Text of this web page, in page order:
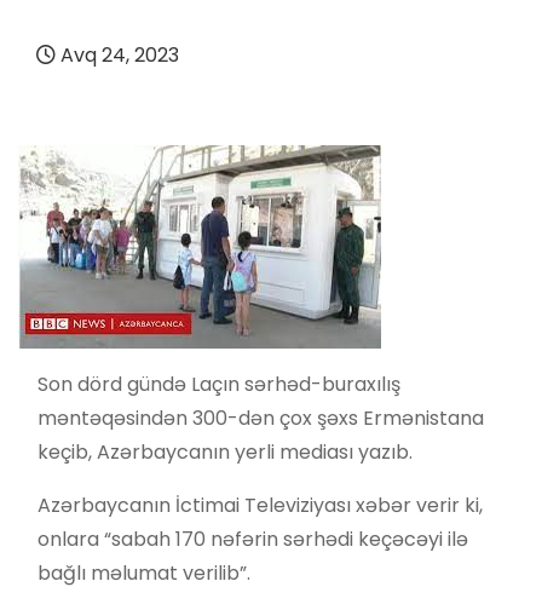
Avq 24, 2023
Son dörd gündə Laçın sərhəd-buraxılış
məntəqəsindən 300-dən çox şəxs Ermənistana
keçib, Azərbaycanın yerli mediası yazıb.
Azərbaycanın İctimai Televiziyası xəbər verir ki,
onlara “sabah 170 nəfərin sərhədi keçəcəyi ilə
bağlı məlumat verilib”.